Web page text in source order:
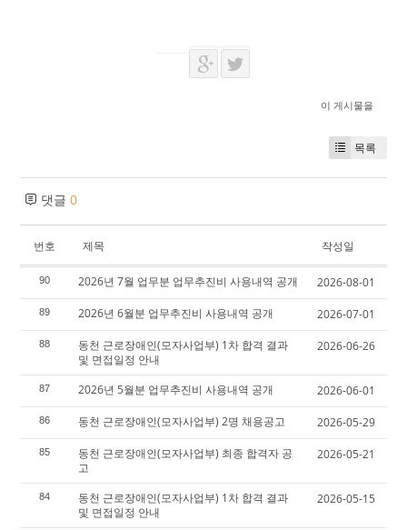
이 게시물을
목록
댓글 0
번호 제목 작성일
90 2026년 7월 업무분 업무추진비 사용내역 공개 2026-08-01
89 2026년 6월분 업무추진비 사용내역 공개 2026-07-01
88
동천 근로장애인(모자사업부) 1차 합격 결과
및 면접일정 안내
2026-06-26
87 2026년 5월분 업무추진비 사용내역 공개 2026-06-01
86 동천 근로장애인(모자사업부) 2명 채용공고 2026-05-29
85
동천 근로장애인(모자사업부) 최종 합격자 공
고
2026-05-21
84
동천 근로장애인(모자사업부) 1차 합격 결과
및 면접일정 안내
2026-05-15